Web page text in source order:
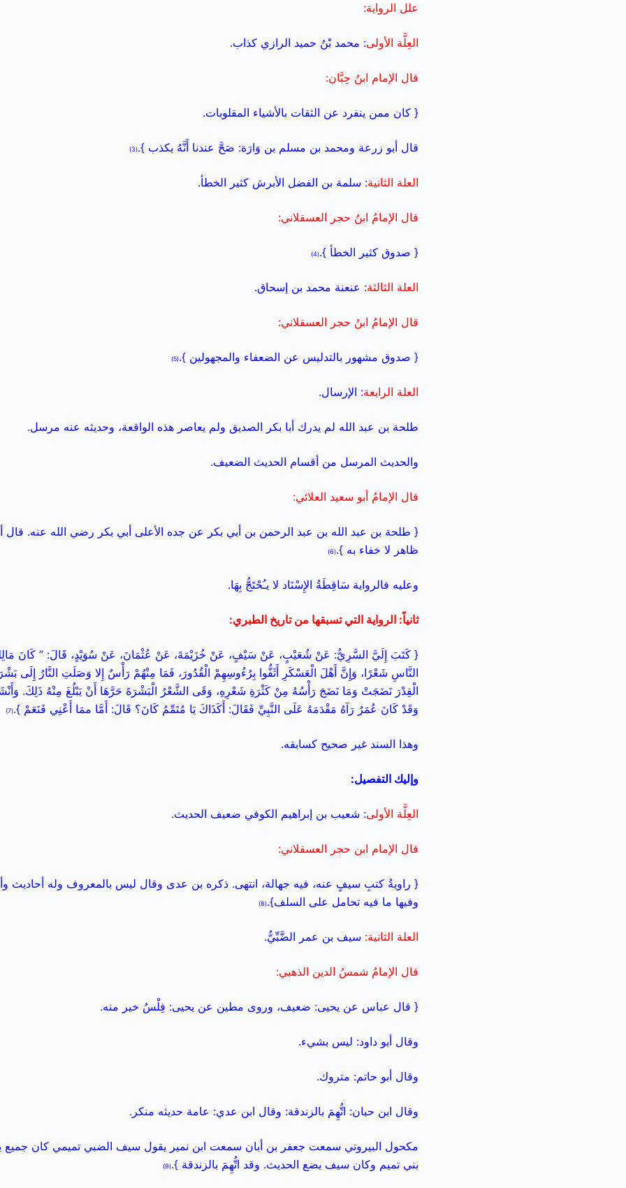
علل الرواية:
العِلَّة الأولى: محمد بْنُ حميد الرازي كذاب.
قال الإمام ابنُ حِبَّان:
{ كان ممن ينفرد عن الثقات بالأشياء المقلوبات.
قال أبو زرعة ومحمد بن مسلم بن وَارَة: صَحَّ عندنا أَنَّهُ يكذب }.(3)
العلة الثانية: سلمة بن الفضل الأبرش كثير الخطأ.
قال الإمامُ ابنُ حجر العسقلاني:
{ صدوق كثير الخطأ }.(4)
العلة الثالثة: عنعنة محمد بن إسحاق.
قال الإمامُ ابنُ حجر العسقلاني:
{ صدوق مشهور بالتدليس عن الضعفاء والمجهولين }.(5)
العلة الرابعة: الإرسال.
طلحة بن عبد الله لم يدرك أبا بكر الصديق ولم يعاصر هذه الواقعة، وحديثه عنه مرسل.
والحديث المرسل من أقسام الحديث الضعيف.
قال الإمامُ أبو سعيد العلائي:
{ طلحة بن عبد الله بن عبد الرحمن بن أبي بكر عن جده الأعلى أبي بكر رضي الله عنه. قال
ظاهر لا خفاء به }.(6)
وعليه فالرواية سَاقِطَةُ الإِسْنَاد لا يـُحْتَجُّ بِهَا.
ثانياً: الرواية التي تسبقها من تاريخ الطبري:
{ كَتَبَ إِلَيَّ السَّرِيُّ: عَنْ شُعَيْبٍ، عَنْ سَيْفٍ، عَنْ خُزَيْمَةَ، عَنْ عُثْمَانَ، عَنْ سُوَيْدٍ، قَالَ: ” كَانَ مَالِكُ
النَّاسِ شَعْرًا، وَإِنَّ أَهْلَ الْعَسْكَرِ أَثَفُّوا بِرُءُوسِهِمْ الْقُدُورَ، فَمَا مِنْهُمْ رَأْسٌ إِلا وَصَلَتِ النَّارُ إِلَى
الْقِدْرَ نَضَجَتْ وَمَا نَضَجَ رَأْسُهُ مِنْ كَثْرَةِ شَعْرِهِ، وَقَى الشَّعْرُ الْبَشْرَةَ حَرَّهَا أَنْ يَبْلُغَ مِنْهُ ذَلِكَ.
وَقَدْ كَانَ عُمَرُ رَآهُ مَقْدَمَهُ عَلَى النَّبِيِّ فَقَالَ: أَكَذَاكَ يَا مُتَمِّمُ كَانَ؟ قَالَ: أَمَّا ممَا أَعْنِي فَنَعَمْ }.(7)
وهذا السند غير صحيح كسابقه.
وإليك التفصيل:
العِلَّة الأولى: شعيب بن إبراهيم الكوفي ضعيف الحديث.
قال الإمام ابن حجر العسقلاني:
{ راويةُ كتبِ سيفٍ عنه، فيه جهالة، انتهى. ذكره بن عدى وقال ليس بالمعروف وله أحاديث
وفيها ما فيه تحامل على السلف}.(8)
العلة الثانية: سيف بن عمر الضَّبِّيُّ.
قال الإمامُ شمسُ الدين الذهبي:
{ قال عباس عن يحيى: ضعيف، وروى مطين عن يحيى: فِلْسُ خير منه.
وقال أبو داود: ليس بشيء.
وقال أبو حاتم: متروك.
وقال ابن حبان: اتُّهِمَ بالزندقة: وقال ابن عدي: عامة حديثه منكر.
مكحول البيروتي سمعت جعفر بن أبان سمعت ابن نمير يقول سيف الضبي تميمي كان
بني تميم وكان سيف يضع الحديث. وقد اتُّهِمَ بالزندقة }.(9)